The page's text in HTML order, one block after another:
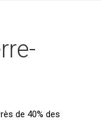
de 40% des